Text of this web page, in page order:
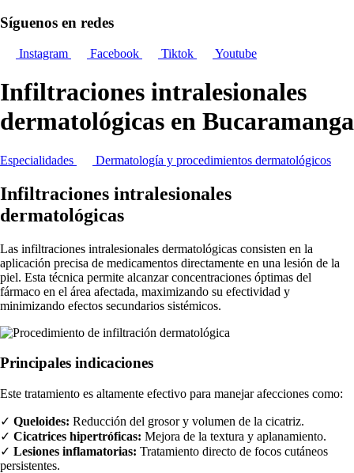
Síguenos en redes
Instagram Facebook Tiktok Youtube
Infiltraciones intralesionales
dermatológicas en Bucaramanga
Especialidades Dermatología y procedimientos dermatológicos
Infiltraciones intralesionales
dermatológicas
Las infiltraciones intralesionales dermatológicas consisten en la
aplicación precisa de medicamentos directamente en una lesión de la
piel. Esta técnica permite alcanzar concentraciones óptimas del
fármaco en el área afectada, maximizando su efectividad y
minimizando efectos secundarios sistémicos.
Principales indicaciones
Este tratamiento es altamente efectivo para manejar afecciones como:
✓ Queloides: Reducción del grosor y volumen de la cicatriz.
✓ Cicatrices hipertróficas: Mejora de la textura y aplanamiento.
✓ Lesiones inflamatorias: Tratamiento directo de focos cutáneos
persistentes.